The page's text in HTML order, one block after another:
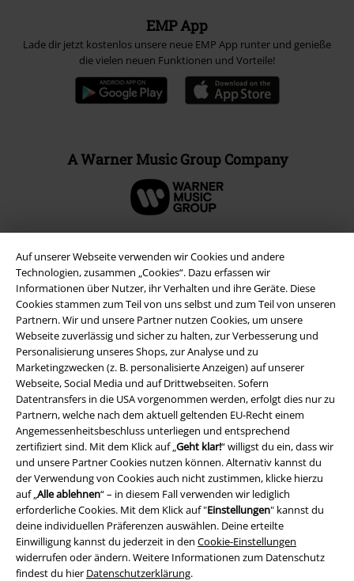
Auf unserer Webseite verwenden wir Cookies und andere
Technologien, zusammen „Cookies“. Dazu erfassen wir
Informationen über Nutzer, ihr Verhalten und ihre Geräte. Diese
Cookies stammen zum Teil von uns selbst und zum Teil von unseren
Partnern. Wir und unsere Partner nutzen Cookies, um unsere
Webseite zuverlässig und sicher zu halten, zur Verbesserung und
Personalisierung unseres Shops, zur Analyse und zu
Marketingzwecken (z. B. personalisierte Anzeigen) auf unserer
Webseite, Social Media und auf Drittwebseiten. Sofern
Datentransfers in die USA vorgenommen werden, erfolgt dies nur zu
Partnern, welche nach dem aktuell geltenden EU-Recht einem
Angemessenheitsbeschluss unterliegen und entsprechend
zertifiziert sind. Mit dem Klick auf „Geht klar!“ willigst du ein, dass wir
und unsere Partner Cookies nutzen können. Alternativ kannst du
der Verwendung von Cookies auch nicht zustimmen, klicke hierzu
auf „Alle ablehnen“ – in diesem Fall verwenden wir lediglich
erforderliche Cookies. Mit dem Klick auf "Einstellungen" kannst du
deine individuellen Präferenzen auswählen. Deine erteilte
Einwilligung kannst du jederzeit in den Cookie-Einstellungen
widerrufen oder ändern. Weitere Informationen zum Datenschutz
findest du hier Datenschutzerklärung.
EMP App
Lade dir jetzt kostenlos unsere neue EMP App runter und genieße
die vielen neuen Funktionen und Vorteile!
A Warner Music Group Company
Rechtliches
AGB
Impressum
Datenschutz
Entsorgung und Umweltschutz
Konformitätserklärung